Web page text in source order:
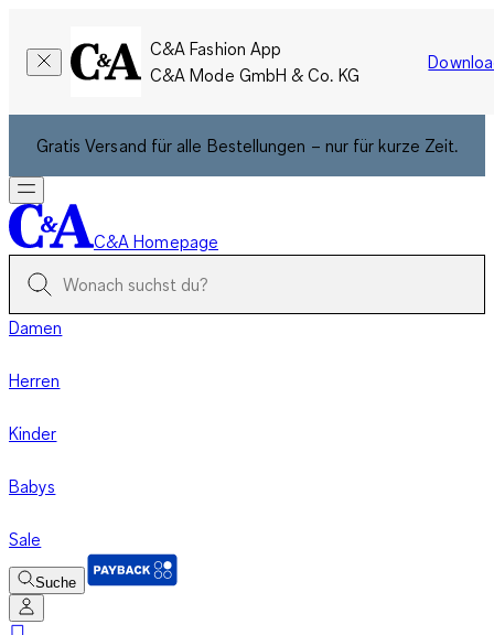
C&A Fashion App
C&A Mode GmbH & Co. KG
Gratis Versand für alle Bestellungen – nur für kurze Zeit.
C&A Homepage
Damen
Herren
Kinder
Babys
Sale
Suche